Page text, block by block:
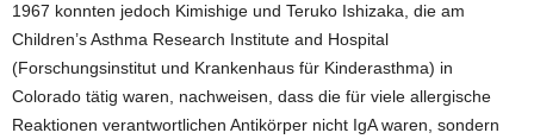
1967 konnten jedoch Kimishige und Teruko Ishizaka, die am
Children’s Asthma Research Institute and Hospital
(Forschungsinstitut und Krankenhaus für Kinderasthma) in
Colorado tätig waren, nachweisen, dass die für viele allergische
Reaktionen verantwortlichen Antikörper nicht IgA waren, sondern